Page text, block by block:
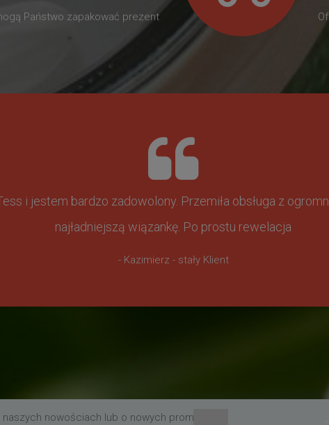
Państwo zapakować prezent
i jestem bardzo zadowolony. Przemiła obsługa z
najładniejszą wiązankę. Po prostu rewelacja
- Kazimierz - stały Klient
nowościach lub o nowych promocjach,